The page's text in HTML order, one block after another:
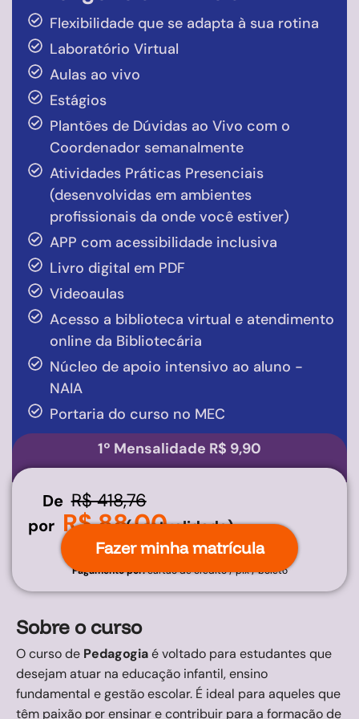
Sobre o curso
O curso de Pedagogiaé voltado para estudantes que
desejam atuar na educação infantil, ensino
fundamental e gestão escolar. É ideal para aqueles que
têm paixão por ensinar e contribuir para a formação de
Flexibilidade que se adapta à sua rotina
Laboratório Virtual
Aulas ao vivo
Estágios
Plantões de Dúvidas ao Vivo com o
Coordenador semanalmente
Atividades Práticas Presenciais
(desenvolvidas em ambientes
profissionais da onde você estiver)
APP com acessibilidade inclusiva
Livro digital em PDF
Videoaulas
Acesso a biblioteca virtual e atendimento
online da Bibliotecária
Núcleo de apoio intensivo ao aluno -
NAIA
Portaria do curso no MEC
1º Mensalidade R$ 9,90
De R$ 418,76
por R$ 88,00(pontualidade)
Fazer minha matrícula
Pagamento por:cartão de crédito / pix / boleto